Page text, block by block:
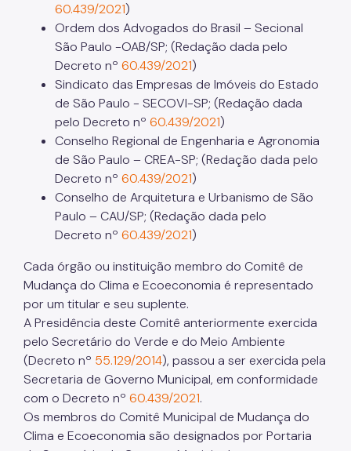
60.439/2021)
Ordem dos Advogados do Brasil – Secional
São Paulo -OAB/SP; (Redação dada pelo
Decreto nº 60.439/2021)
Sindicato das Empresas de Imóveis do Estado
de São Paulo - SECOVI-SP; (Redação dada
pelo Decreto nº 60.439/2021)
Conselho Regional de Engenharia e Agronomia
de São Paulo – CREA-SP; (Redação dada pelo
Decreto nº 60.439/2021)
Conselho de Arquitetura e Urbanismo de São
Paulo – CAU/SP; (Redação dada pelo
Decreto nº 60.439/2021)
Cada órgão ou instituição membro do Comitê de
Mudança do Clima e Ecoeconomia é representado
por um titular e seu suplente.
A Presidência deste Comitê anteriormente exercida
pelo Secretário do Verde e do Meio Ambiente
(Decreto nº 55.129/2014), passou a ser exercida pela
Secretaria de Governo Municipal, em conformidade
com o Decreto nº 60.439/2021.
Os membros do Comitê Municipal de Mudança do
Clima e Ecoeconomia são designados por Portaria